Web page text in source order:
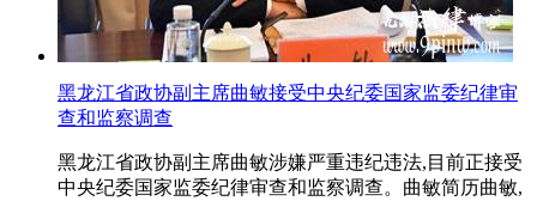
黑龙江省政协副主席曲敏接受中央纪委国家监委纪律审
查和监察调查
黑龙江省政协副主席曲敏涉嫌严重违纪违法,目前正接受
中央纪委国家监委纪律审查和监察调查。曲敏简历曲敏,